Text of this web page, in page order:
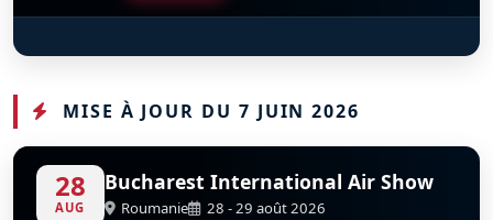
D
Pilatus P2
MISE À JOUR DU 7 JUIN 2026
28
AUG
Bucharest International Air Show
Roumanie 28 - 29 août 2026